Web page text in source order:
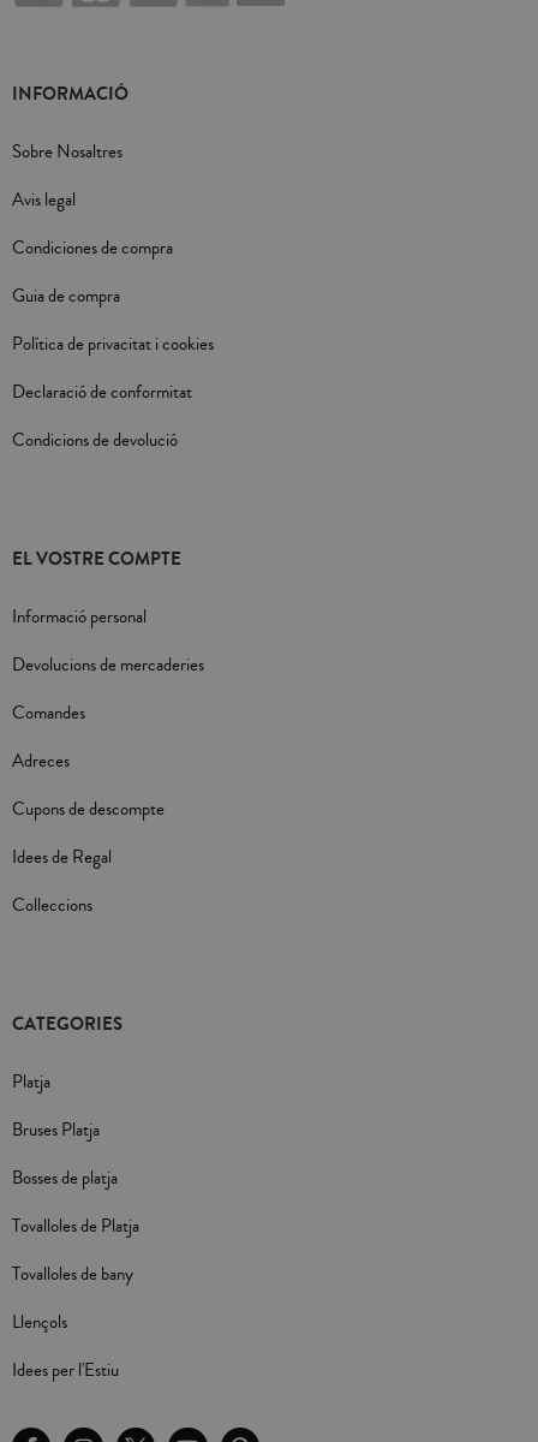
INFORMACIÓ
Sobre Nosaltres
Avis legal
Condiciones de compra
Guia de compra
Política de privacitat i cookies
Declaració de conformitat
Condicions de devolució
EL VOSTRE COMPTE
Informació personal
Devolucions de mercaderies
Comandes
Adreces
Cupons de descompte
Idees de Regal
Colleccions
CATEGORIES
Platja
Bruses Platja
Bosses de platja
Tovalloles de Platja
Tovalloles de bany
Llençols
Idees per l'Estiu